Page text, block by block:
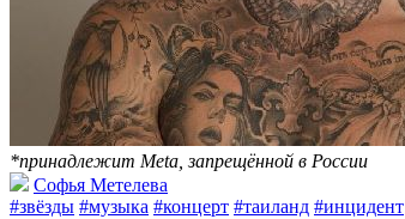
*принадлежит Meta, запрещённой в России
Софья Метелева
#звёзды #музыка #концерт #таиланд #инцидент